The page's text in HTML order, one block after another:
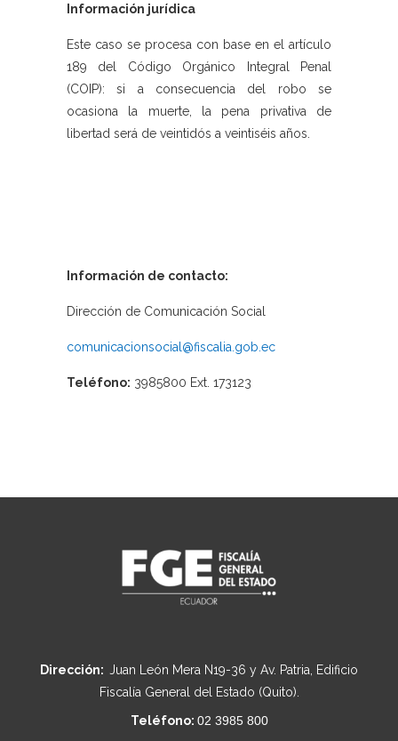
Información jurídica
Este caso se procesa con base en el artículo
189 del Código Orgánico Integral Penal
(COIP): si a consecuencia del robo se
ocasiona la muerte, la pena privativa de
libertad será de veintidós a veintiséis años.
Información de contacto:
Dirección de Comunicación Social
comunicacionsocial@fiscalia.gob.ec
Teléfono: 3985800 Ext. 173123
Dirección: Juan León Mera N19-36 y Av. Patria, Edificio
Fiscalía General del Estado (Quito).
Teléfono: 02 3985 800